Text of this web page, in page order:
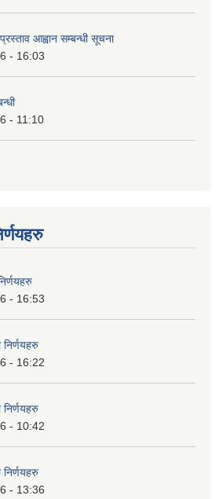
आह्वान सम्बन्धी सूचना
- 16:03
- 11:10
- 16:53
- 16:22
- 10:42
- 13:36